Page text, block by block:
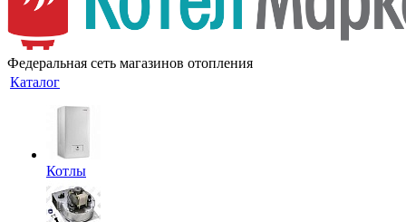
Федеральная сеть магазинов отопления
Каталог
Котлы